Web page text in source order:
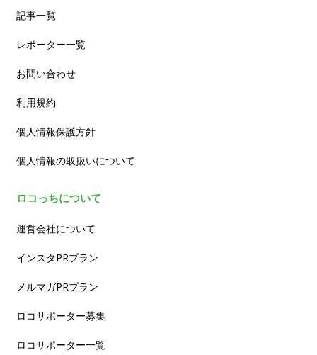
記事一覧
レポーター一覧
お問い合わせ
利用規約
個人情報保護方針
個人情報の取扱いについて
ロコっちについて
運営会社について
インスタPRプラン
メルマガPRプラン
ロコサポーター募集
ロコサポーター一覧